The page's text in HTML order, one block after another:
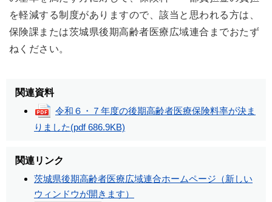
を軽減する制度がありますので、該当と思われる方は、
保険課または茨城県後期高齢者医療広域連合までおたず
ねください。
関連資料
令和６・７年度の後期高齢者医療保険料率が決ま
りました(pdf 686.9KB)
関連リンク
茨城県後期高齢者医療広域連合ホームページ（新しい
ウィンドウが開きます）